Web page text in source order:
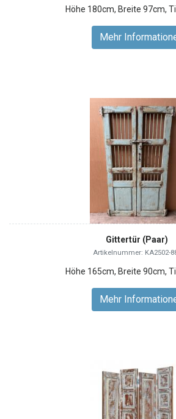
Höhe 180cm, Breite 97cm,
Mehr
Gittertür (Paar)
Artikelnummer: KA2502-
Höhe 165cm, Breite 90cm,
Mehr